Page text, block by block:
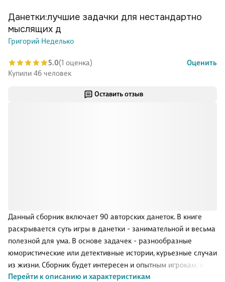
Оставить отзыв
Данный сборник включает 90 авторских данеток. В книге
раскрывается суть игры в данетки - занимательной и весьма
полезной для ума. В основе задачек - разнообразные
юмористические или детективные истории, курьезные случаи
из жизни. Сборник будет интересен и опытным игрокам, и
тем, кто только начинает знакомиться с этим игровым
Перейти к описанию и характеристикам
Данетки:лучшие задачки для нестандартно
мыслящих д
Григорий Неделько
5.0(1 оценка)
Оценить
Купили 46 человек